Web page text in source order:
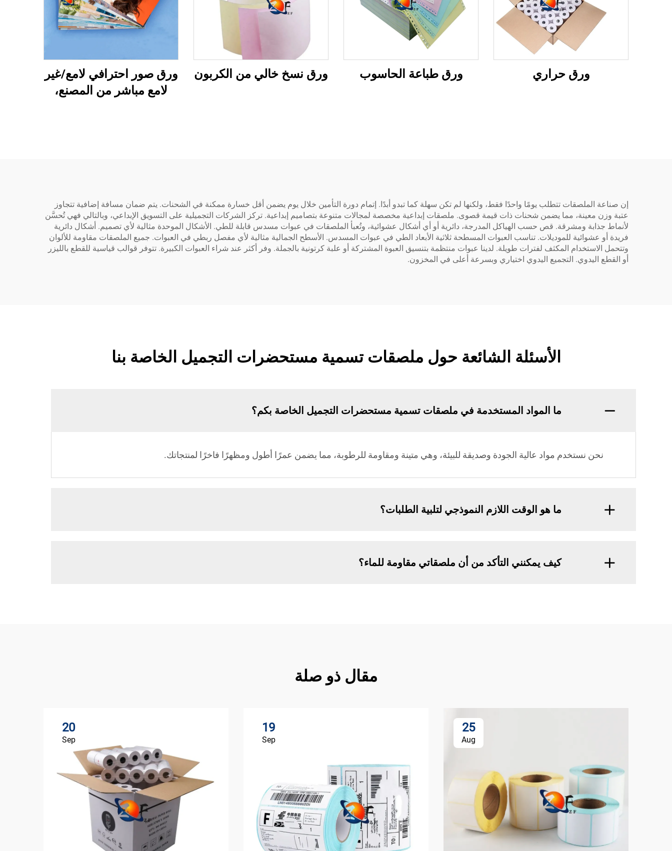
ورق حراري ورق طباعة الحاسوب ورق نسخ خالي من الكربون
ورق صور احترافي لامع/غير
لامع مباشر من المصنع،
إن صناعة الملصقات تتطلب يومًا واحدًا فقط، ولكنها لم تكن سهلة كما تبدو أبدًا. إتمام دورة التأمين خلال يوم يضمن أقل خسارة ممكنة في الشحنات. يتم ضمان مسافة إضافية تتجاوز
عتبة وزن معينة، مما يضمن شحنات ذات قيمة قصوى. ملصقات إبداعية مخصصة لمجالات متنوعة بتصاميم إبداعية. تركز الشركات التجميلية على التسويق الإبداعي، وبالتالي فهي تُحسَّن
لأنماط جذابة ومشرقة. قص حسب الهياكل المدرجة، دائرية أو أي أشكال عشوائية، وتُعبأ الملصقات في عبوات مسدس قابلة للطي. الأشكال الموحدة مثالية لأي تصميم. أشكال دائرية
فريدة أو عشوائية للموديلات. تناسب العبوات المسطحة ثلاثية الأبعاد الطي في عبوات المسدس. الأسطح الجمالية مثالية لأي مفصل ربطي في العبوات. جميع الملصقات مقاومة للألوان
وتتحمل الاستخدام المكثف لفترات طويلة. لدينا عبوات منتظمة بتنسيق العبوة المشتركة أو علبة كرتونية بالجملة. وفر أكثر عند شراء العبوات الكبيرة. تتوفر قوالب قياسية للقطع بالليزر
أو القطع اليدوي. التجميع اليدوي اختياري وبسرعة أعلى في المخزون.
الأسئلة الشائعة حول ملصقات تسمية مستحضرات التجميل الخاصة بنا
ما المواد المستخدمة في ملصقات تسمية مستحضرات التجميل الخاصة بكم؟
نحن نستخدم مواد عالية الجودة وصديقة للبيئة، وهي متينة ومقاومة للرطوبة، مما يضمن عمرًا أطول ومظهرًا فاخرًا لمنتجاتك.
ما هو الوقت اللازم النموذجي لتلبية الطلبات؟
كيف يمكنني التأكد من أن ملصقاتي مقاومة للماء؟
مقال ذو صلة
25
Aug
19
Sep
20
Sep